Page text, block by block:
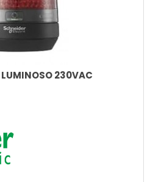
230VAC